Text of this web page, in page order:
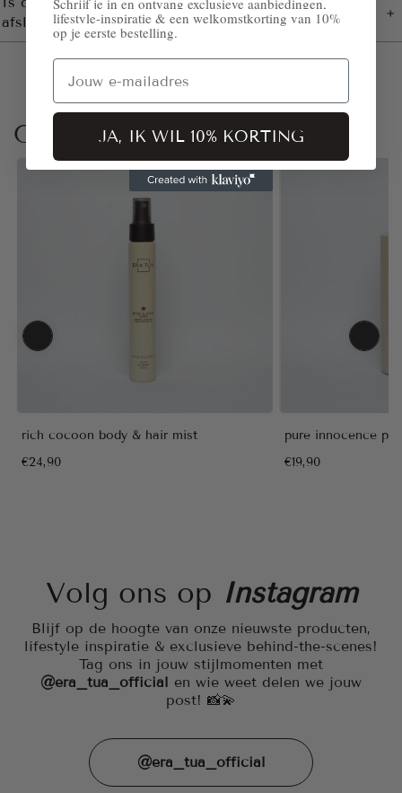
afsluitbaar?
Ook iets voor jou?
rich cocoon body & hair mist
€24,90
pure innocence
€19,90
Volg ons op Instagram
Blijf op de hoogte van onze nieuwste producten,
lifestyle inspiratie & exclusieve behind-the-scenes!
Tag ons in jouw stijlmomenten met
@era_tua_official en wie weet delen we jouw
post! 📸💫
@era_tua_official
Schrijf je in en ontvang exclusieve aanbiedingen,
lifestyle-inspiratie & een welkomstkorting van 10%
op je eerste bestelling.
Email
JA, IK WIL 10% KORTING